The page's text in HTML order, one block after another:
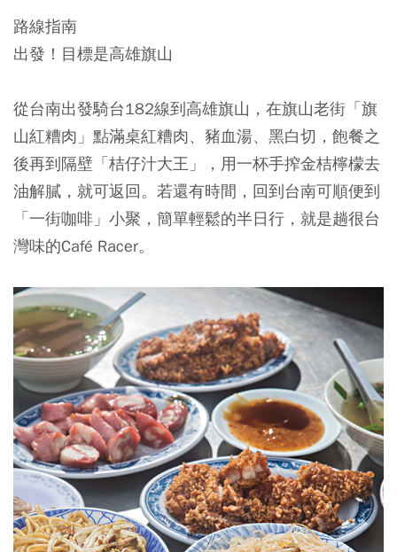
路線指南
出發！目標是高雄旗山
從台南出發騎台182線到高雄旗山，在旗山老街「旗
山紅糟肉」點滿桌紅糟肉、豬血湯、黑白切，飽餐之
後再到隔壁「桔仔汁大王」，用一杯手搾金桔檸檬去
油解膩，就可返回。若還有時間，回到台南可順便到
「一街咖啡」小聚，簡單輕鬆的半日行，就是趟很台
灣味的Café Racer。